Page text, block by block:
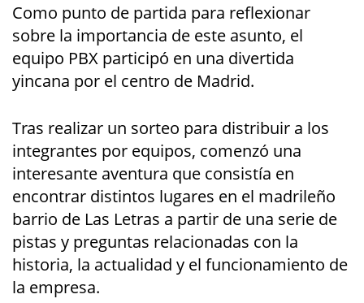
Como punto de partida para reflexionar
sobre la importancia de este asunto, el
equipo PBX participó en una divertida
yincana por el centro de Madrid.
Tras realizar un sorteo para distribuir a los
integrantes por equipos, comenzó una
interesante aventura que consistía en
encontrar distintos lugares en el madrileño
barrio de Las Letras a partir de una serie de
pistas y preguntas relacionadas con la
historia, la actualidad y el funcionamiento de
la empresa.